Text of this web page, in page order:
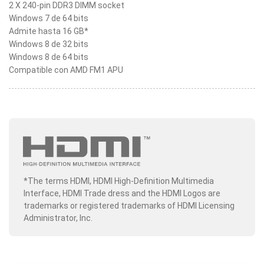
2 X 240-pin DDR3 DIMM socket
Windows 7 de 64 bits
Admite hasta 16 GB*
Windows 8 de 32 bits
Windows 8 de 64 bits
Compatible con AMD FM1 APU
*The terms HDMI, HDMI High-Definition Multimedia
Interface, HDMI Trade dress and the HDMI Logos are
trademarks or registered trademarks of HDMI Licensing
Administrator, Inc.